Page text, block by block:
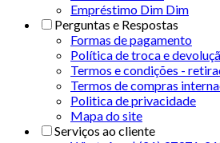
Empréstimo Dim Dim
Perguntas e Respostas
Formas de pagamento
Política de troca e
Termos e condições -
Termos de compras
Politica de privacidade
Mapa do site
Serviços ao cliente